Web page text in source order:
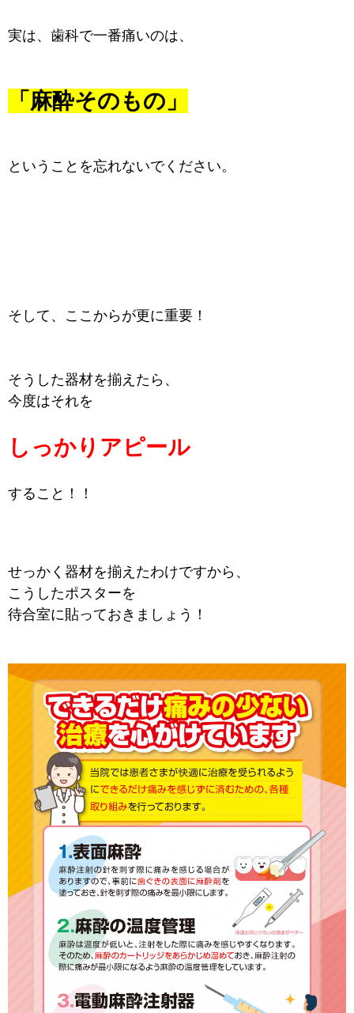
実は、歯科で一番痛いのは、
「麻酔そのもの」
ということを忘れないでください。
そして、ここからが更に重要！
そうした器材を揃えたら、
今度はそれを
しっかりアピール
すること！！
せっかく器材を揃えたわけですから、
こうしたポスターを
待合室に貼っておきましょう！